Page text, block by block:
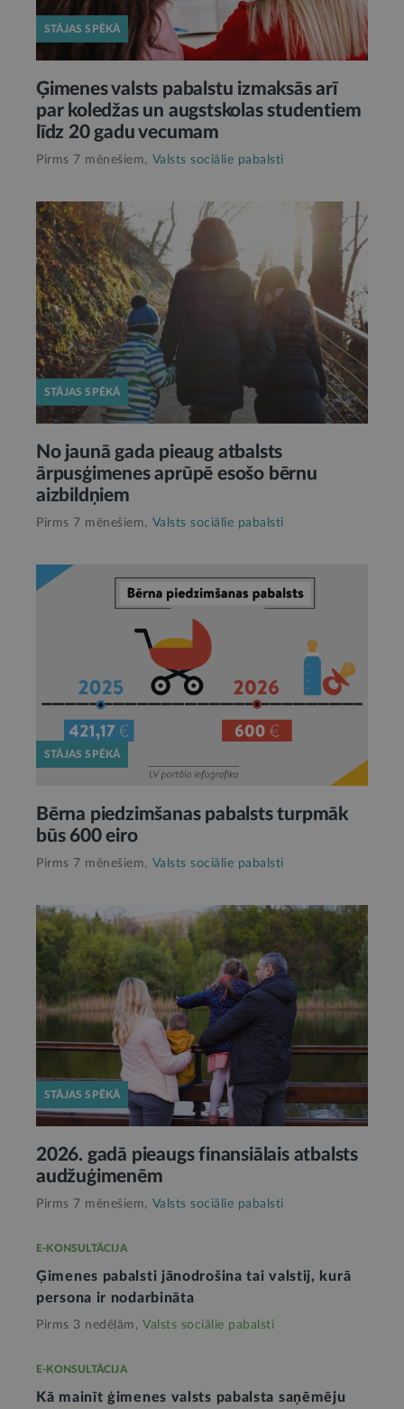
STĀJAS SPĒKĀ
Ģimenes valsts pabalstu izmaksās arī
par koledžas un augstskolas studentiem
līdz 20 gadu vecumam
Pirms 7 mēnešiem, Valsts sociālie pabalsti
STĀJAS SPĒKĀ
No jaunā gada pieaug atbalsts
ārpusģimenes aprūpē esošo bērnu
aizbildņiem
Pirms 7 mēnešiem, Valsts sociālie pabalsti
STĀJAS SPĒKĀ
Bērna piedzimšanas pabalsts turpmāk
būs 600 eiro
Pirms 7 mēnešiem, Valsts sociālie pabalsti
STĀJAS SPĒKĀ
2026. gadā pieaugs finansiālais atbalsts
audžuģimenēm
Pirms 7 mēnešiem, Valsts sociālie pabalsti
E-KONSULTĀCIJA
Ģimenes pabalsti jānodrošina tai valstij, kurā
persona ir nodarbināta
Pirms 3 nedēļām, Valsts sociālie pabalsti
E-KONSULTĀCIJA
Kā mainīt ģimenes valsts pabalsta saņēmēju